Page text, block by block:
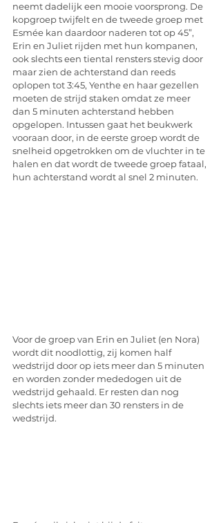
neemt dadelijk een mooie voorsprong. De
kopgroep twijfelt en de tweede groep met
Esmée kan daardoor naderen tot op 45”,
Erin en Juliet rijden met hun kompanen,
ook slechts een tiental rensters stevig door
maar zien de achterstand dan reeds
oplopen tot 3:45, Yenthe en haar gezellen
moeten de strijd staken omdat ze meer
dan 5 minuten achterstand hebben
opgelopen. Intussen gaat het beukwerk
vooraan door, in de eerste groep wordt de
snelheid opgetrokken om de vluchter in te
halen en dat wordt de tweede groep fataal,
hun achterstand wordt al snel 2 minuten.
Voor de groep van Erin en Juliet (en Nora)
wordt dit noodlottig, zij komen half
wedstrijd door op iets meer dan 5 minuten
en worden zonder mededogen uit de
wedstrijd gehaald. Er resten dan nog
slechts iets meer dan 30 rensters in de
wedstrijd.